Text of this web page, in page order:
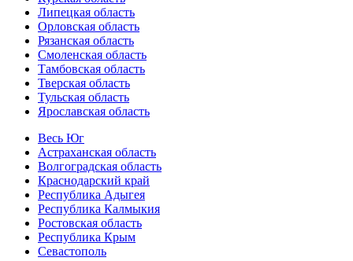
Липецкая область
Орловская область
Рязанская область
Смоленская область
Тамбовская область
Тверская область
Тульская область
Ярославская область
Весь Юг
Астраханская область
Волгоградская область
Краснодарский край
Республика Адыгея
Республика Калмыкия
Ростовская область
Республика Крым
Севастополь